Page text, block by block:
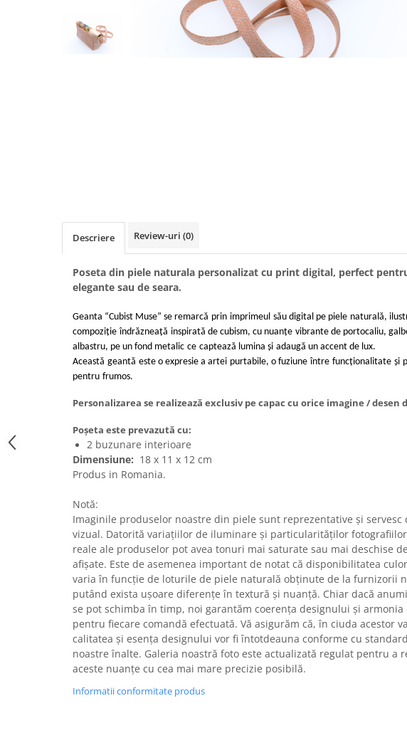
Descriere Review-uri (0)
Poseta din piele naturala personalizat cu print digital, perfect
elegante sau de seara.
Geanta “Cubist Muse” se remarcă prin imprimeul său digital pe piele naturală,
compoziție îndrăzneață inspirată de cubism, cu nuanțe vibrante de portocaliu,
albastru, pe un fond metalic ce captează lumina și adaugă un accent de lux.
Această geantă este o expresie a artei purtabile, o fuziune între funcționalitate și
pentru frumos.
Personalizarea se realizează exclusiv pe capac cu orice imagine / desen
Poșeta este prevazută cu:
2 buzunare interioare
Dimensiune: 18 x 11 x 12 cm
Produs in Romania.
Notă:
Imaginile produselor noastre din piele sunt reprezentative și servesc
vizual. Datorită variațiilor de iluminare și particularităților
reale ale produselor pot avea tonuri mai saturate sau mai deschise
afișate. Este de asemenea important de notat că disponibilitatea
varia în funcție de loturile de piele naturală obținute de la furnizorii
putând exista ușoare diferențe în textură și nuanță. Chiar dacă
se pot schimba în timp, noi garantăm coerența designului și
pentru fiecare comandă efectuată. Vă asigurăm că, în ciuda acestor
calitatea și esența designului vor fi întotdeauna conforme cu
noastre înalte. Galeria noastră foto este actualizată regulat pentru a
aceste nuanțe cu cea mai mare precizie posibilă.
Informatii conformitate produs